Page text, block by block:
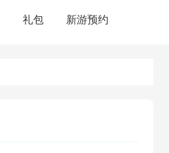
礼包 新游预约